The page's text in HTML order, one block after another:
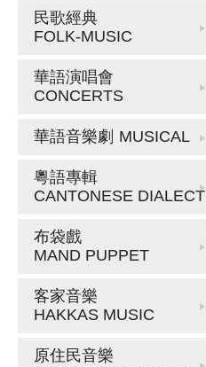
民歌經典
FOLK-MUSIC
華語演唱會
CONCERTS
華語音樂劇 MUSICAL
粵語專輯
CANTONESE DIALECT
布袋戲
MAND PUPPET
客家音樂
HAKKAS MUSIC
原住民音樂